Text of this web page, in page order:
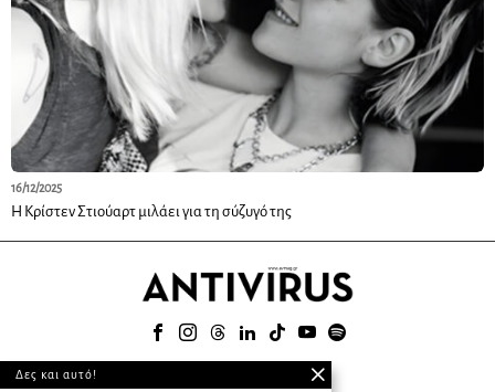
16/12/2025
Η Κρίστεν Στιούαρτ μιλάει για τη σύζυγό της
Δες και αυτό!